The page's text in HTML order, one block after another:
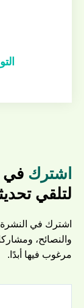
اشترك في
لتلقي
اشترك في النشرة
والنصائح،
مرغوب فيها أبدًا.